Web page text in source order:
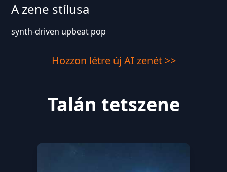
A zene stílusa
synth-driven upbeat pop
Hozzon létre új AI zenét >>
Talán tetszene